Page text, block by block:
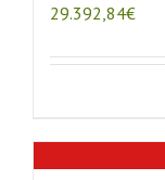
29.392,84€